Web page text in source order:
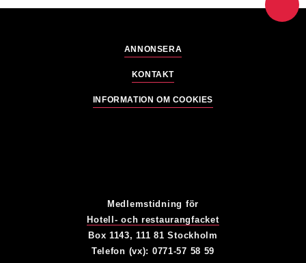
ANNONSERA
KONTAKT
INFORMATION OM COOKIES
Medlemstidning för
Hotell- och restaurangfacket
Box 1143, 111 81 Stockholm
Telefon (vx): 0771-57 58 59